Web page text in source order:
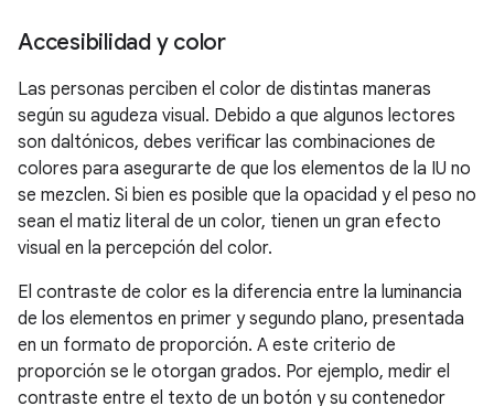
Accesibilidad y color
Las personas perciben el color de distintas maneras
según su agudeza visual. Debido a que algunos lectores
son daltónicos, debes verificar las combinaciones de
colores para asegurarte de que los elementos de la IU no
se mezclen. Si bien es posible que la opacidad y el peso no
sean el matiz literal de un color, tienen un gran efecto
visual en la percepción del color.
El contraste de color es la diferencia entre la luminancia
de los elementos en primer y segundo plano, presentada
en un formato de proporción. A este criterio de
proporción se le otorgan grados. Por ejemplo, medir el
contraste entre el texto de un botón y su contenedor